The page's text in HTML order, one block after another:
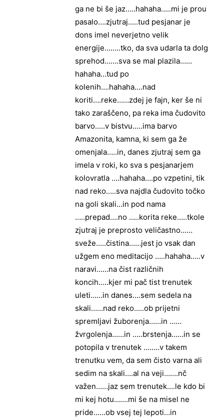
ga ne bi še jaz…..hahaha…..mi je prou
pasalo….zjutraj…..tud pesjanar je
dons imel neverjetno velik
energije……..tko, da sva udarla ta dolg
sprehod…….sva se mal plazila……
hahaha…tud po
kolenih….hahaha….nad
koriti….reke……zdej je fajn, ker še ni
tako zaraščeno, pa reka ima čudovito
barvo…..v bistvu…..ima barvo
Amazonita, kamna, ki sem ga že
omenjala…..in, danes zjutraj sem ga
imela v roki, ko sva s pesjanarjem
kolovratla ….hahaha….po vzpetini, tik
nad reko…..sva najdla čudovito točko
na goli skali…in pod nama
…..prepad….no …..korita reke…..tkole
zjutraj je preprosto veličastno……
sveže…..čistina……jest jo vsak dan
užgem eno meditacijo …..hahaha…..v
naravi……na čist različnih
koncih…..kjer mi pač tist trenutek
uleti……in danes….sem sedela na
skali……nad reko…..ob prijetni
spremljavi žuborenja……in ……
žvrgolenja……in …..brstenja……in se
potopila v trenutek ……..v takem
trenutku vem, da sem čisto varna ali
sedim na skali….al na veji…….nč
važen……jaz sem trenutek….le kdo bi
mi kej hotu…….mi še na misel ne
pride……ob vsej tej lepoti…in